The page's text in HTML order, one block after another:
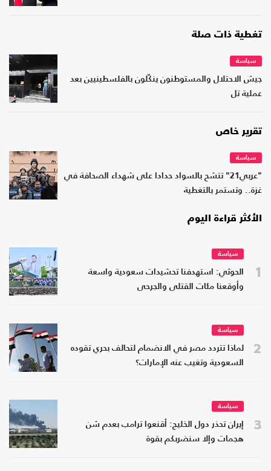
تغطية ذات صلة
سياسة
جيش الاحتلال والمستوطنون ينكّلون بالفلسطينيين بعد
عملية تل
تقرير خاص
سياسة
"عربي21" تتشح بالسواد حدادا على شهداء الصحافة في
غزة.. وتستمر بالتغطية
الأكثر قراءة اليوم
1
سياسة
الحوثي: استهدفنا تحشيدات سعودية واسعة
وأوقعنا مئات القتلى والجرحى
2
سياسة
لماذا تتردد مصر في الانضمام لتحالف بحري تقوده
السعودية وتغيب عنه الإمارات؟
3
سياسة
إيران تحذر دول الخليج: أقنعوا ترامب بعدم شن
هجمات وإلا سنضربكم بقوة